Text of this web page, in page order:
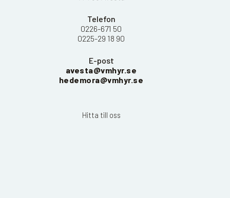
Telefon
0226-671 50
0225-29 18 90
E-post
avesta@vmhyr.se
hedemora@vmhyr.se
Hitta till oss